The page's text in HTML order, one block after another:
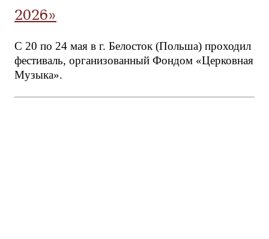
2026»
С 20 по 24 мая в г. Белосток (Польша) проходил
фестиваль, организованный Фондом «Церковная
Музыка».